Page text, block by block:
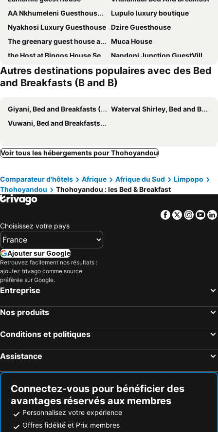
AA Nkhumeleni Guesthouse and Accomodation
Lupulo luxury boutique
Nyakhosi Luxury Guesthouse Dzire Guesthouse
The greenary guest house and restaurant
Muca House
the Host at Bingos House Self Catering
Nandoni Junction GuestVilla, Nandoni Thohoyandou
Vuyani Guest Lodge
Ha2cuta Boutique Hotel
Lugogo Gueshouse
Restinn At 49 Lodge
Amai Guesthouse
Autres destinations populaires avec des Bed
and Breakfasts (B and B)
Giyani, Bed and Breakfasts (B and B)
Waterval Shirley, Bed and Breakfasts (B and B)
Vuwani, Bed and Breakfasts (B and B)
Voir tous les hébergements pour Thohoyandou
Comparateur d'hôtels Afrique Afrique du Sud
Limpopo
Thohoyandou
Thohoyandou : les Bed & Breakfast
Facebook
Twitter
Choisissez votre pays
Ajouter sur Google
Retrouvez facilement nos résultats :
ajoutez trivago comme source
préférée sur Google.
Entreprise
Nos produits
Conditions et politiques
Assistance
Connectez-vous pour bénéficier des
avantages réservés aux membres
Personnalisez votre expérience
Offres fidélité et Prix membres